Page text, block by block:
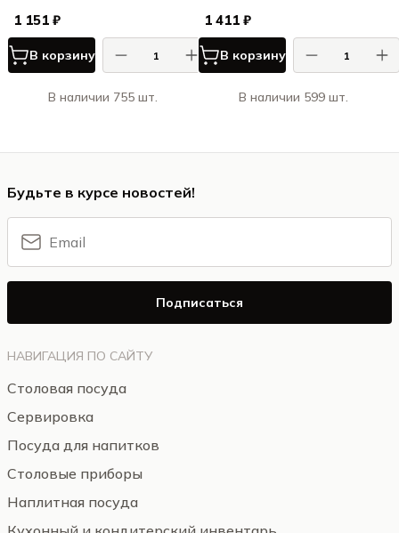
1 151 ₽
В корзину
В наличии 755 шт.
1 411 ₽
В корзину
В наличии 599 шт.
НАВИГАЦИЯ ПО САЙТУ
Столовая посуда
Сервировка
Посуда для напитков
Столовые приборы
Наплитная посуда
Будьте в курсе новостей!
Подписаться